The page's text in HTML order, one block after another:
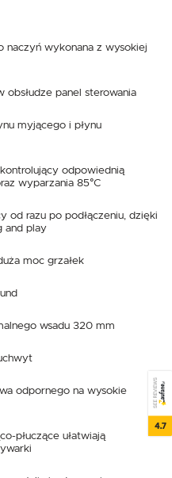
naczyń wykonana z wysokiej
obsłudze panel sterowania
myjącego i płynu
odpowiednią
wyparzania 85°C
od razu po podłączeniu, dzięki
and play
moc grzałek
wsadu 320 mm
odpornego na wysokie
płuczące ułatwiają
SEE REVIEWS
4.7